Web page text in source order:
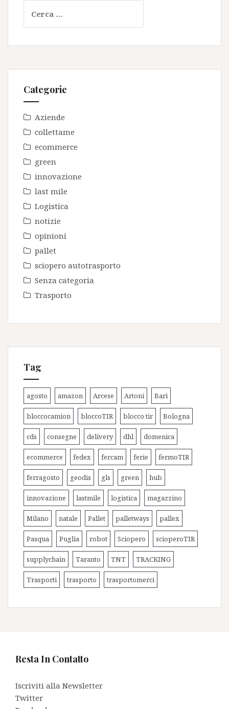
per:
Categorie
Aziende
collettame
ecommerce
green
innovazione
last mile
Logistica
notizie
opinioni
pallet
sciopero autotrasporto
Senza categoria
Trasporto
Tag
agosto amazon Arcese Artoni Bari
bloccocamion bloccoTIR blocco tir Bologna
cds consegne delivery dhl domenica
ecommerce fedex fercam ferie fermoTIR
ferragosto geodis gls green hub
innovazione lastmile logistica magazzino
Milano natale Pallet palletways pallex
Pasqua Puglia robot Sciopero scioperoTIR
supplychain Taranto TNT TRACKING
Trasporti trasporto trasportomerci
Resta In Contatto
Iscriviti alla Newsletter
Twitter